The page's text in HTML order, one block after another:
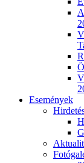
Események